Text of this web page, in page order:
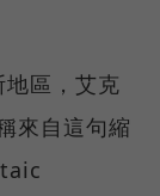
區，艾克
來自這句縮